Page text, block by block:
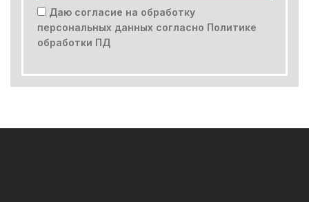
Даю согласие на обработку
персональных данных согласно Политике
обработки ПД